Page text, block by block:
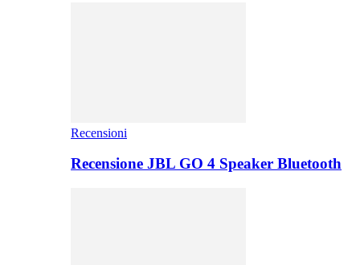
Recensioni
Recensione JBL GO 4 Speaker Bluetooth